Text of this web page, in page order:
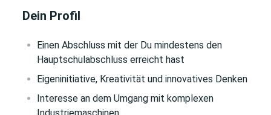
Dein Profil
Einen Abschluss mit der Du mindestens den
Hauptschulabschluss erreicht hast
Eigeninitiative, Kreativität und innovatives Denken
Interesse an dem Umgang mit komplexen